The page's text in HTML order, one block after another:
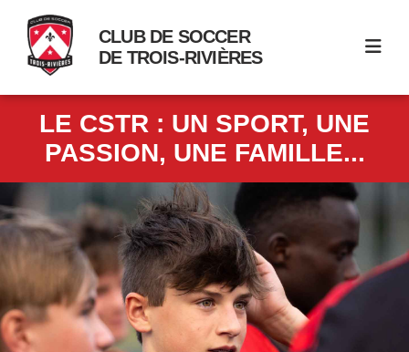
CLUB DE SOCCER
DE TROIS-RIVIÈRES
LE CSTR : UN SPORT, UNE
PASSION, UNE FAMILLE...